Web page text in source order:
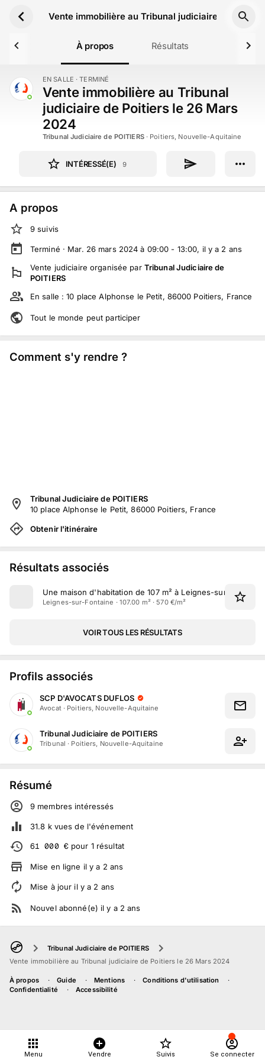
Vente immobilière au Tribunal judiciaire de
À propos Résultats
TERMINÉ EN SALLE · TERMINÉ
Vente immobilière au Tribunal
judiciaire de Poitiers le 26 Mars
2024
Tribunal Judiciaire de POITIERS· Poitiers, Nouvelle-Aquitaine
INTÉRESSÉ(E) 9
A propos
9 suivis
Terminé · Mar. 26 mars 2024 à 09:00 - 13:00, il y a 2 ans
Vente judiciaire organisée par Tribunal Judiciaire de
POITIERS
En salle :10 place Alphonse le Petit, 86000 Poitiers, France
Tout le monde peut participer
Comment s'y rendre ?
Tribunal Judiciaire de POITIERS
10 place Alphonse le Petit, 86000 Poitiers, France
Obtenir l'itinéraire
Résultats associés
Une maison d'habitation de 107 m² à Leignes-sur-Fontaine
Leignes-sur-Fontaine · 107.00 m² · 570 €/m²
VOIR TOUS LES RÉSULTATS
Profils associés
SCP D'AVOCATS DUFLOS
Avocat· Poitiers, Nouvelle-Aquitaine
Tribunal Judiciaire de POITIERS
Tribunal · Poitiers, Nouvelle-Aquitaine
Résumé
9 membres intéressés
31.8 kvues de l'événement
61 000 €pour 1 résultat
Mise en ligne il y a 2 ans
Mise à jour il y a 2 ans
Nouvel abonné(e) il y a 2 ans
Tribunal Judiciaire de POITIERS
Vente immobilière au Tribunal judiciaire de Poitiers le 26 Mars 2024
À propos Guide Mentions
Conditions d'utilisation
Confidentialité
Accessibilité
Menu Vendre Suivis Se connecter